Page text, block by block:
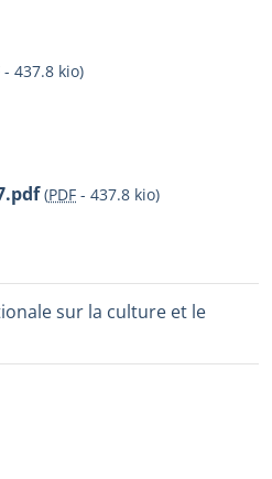
- 437.8 kio)
(PDF - 437.8 kio)
sur la culture et le